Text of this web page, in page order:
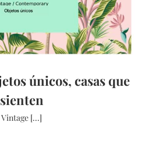
únicos, casas que
sienten
Vintage [...]